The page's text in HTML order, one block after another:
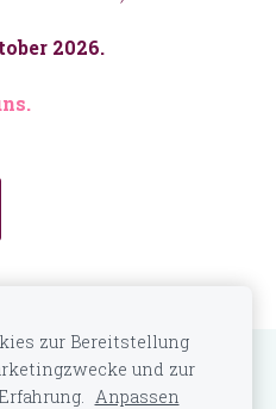
2026.
zur Bereitstellung
und zur
Anpassen